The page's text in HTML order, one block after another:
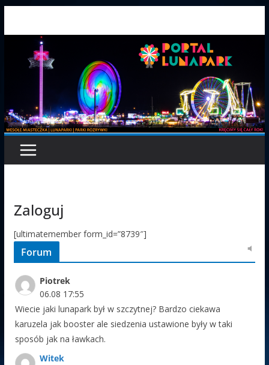
Zaloguj
[ultimatemember form_id=”8739″]
Forum
Piotrek
06.08 17:55
Wiecie jaki lunapark był w szczytnej? Bardzo ciekawa
karuzela jak booster ale siedzenia ustawione były w taki
sposób jak na ławkach.
Witek